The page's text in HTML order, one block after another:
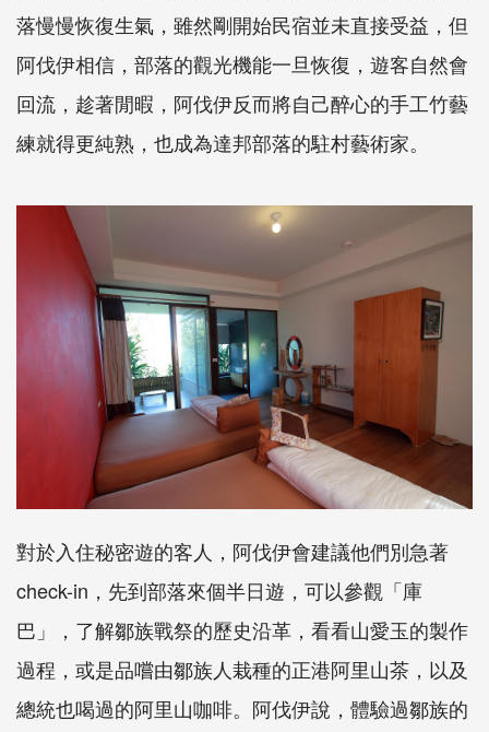
落慢慢恢復生氣，雖然剛開始民宿並未直接受益，但
阿伐伊相信，部落的觀光機能一旦恢復，遊客自然會
回流，趁著閒暇，阿伐伊反而將自己醉心的手工竹藝
練就得更純熟，也成為達邦部落的駐村藝術家。
對於入住秘密遊的客人，阿伐伊會建議他們別急著
check-in，先到部落來個半日遊，可以參觀「庫
巴」，了解鄒族戰祭的歷史沿革，看看山愛玉的製作
過程，或是品嚐由鄒族人栽種的正港阿里山茶，以及
總統也喝過的阿里山咖啡。阿伐伊說，體驗過鄒族的